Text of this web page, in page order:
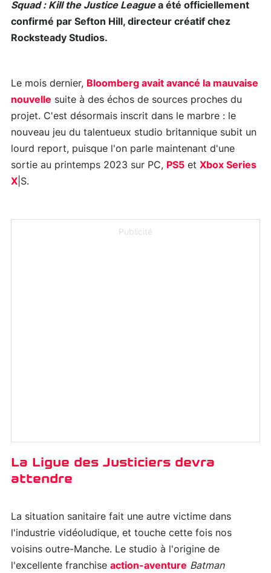
Squad : Kill the Justice Leaguea été officiellement
confirmé par Sefton Hill, directeur créatif chez
Rocksteady Studios.
Le mois dernier, Bloomberg avait avancé la mauvaise
nouvelle suite à des échos de sources proches du
projet. C'est désormais inscrit dans le marbre : le
nouveau jeu du talentueux studio britannique subit un
lourd report, puisque l'on parle maintenant d'une
sortie au printemps 2023 sur PC, PS5 et Xbox Series
X |S.
Publicité
La Ligue des Justiciers devra
attendre
La situation sanitaire fait une autre victime dans
l'industrie vidéoludique, et touche cette fois nos
voisins outre-Manche. Le studio à l'origine de
l'excellente franchise action-aventure Batman